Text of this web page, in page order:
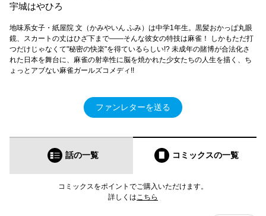
宇城はやひろ
地味系女子・紙屋院 文（かみやいん ふみ）は中学1年生。黒髪おかっぱ丸眼
鏡、スカートの丈はひざ下まで――そんな彼女の特技は麻雀！ しかもただ打
つだけじゃなくて"秘密の快楽"を得ているらしい!? 未成年の賭博が合法化さ
れた日本を舞台に、麻雀の射幸性に脳を焼かれた少女たちの人生を描く、ち
ょっとアブない麻雀ガールズコメディ!!
ファンレターを送る
話の一覧 コミックスの一覧
コミックスをポイントでご購入いただけます。
詳しくはこちら